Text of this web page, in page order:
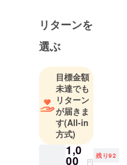
目標として
TEDxOgikub
ベント、
2022年には
杉並グロー
バルキッズ
スピーチコ
ンテストを
開催しまし
リターンを
選ぶ
目標金額
未達でも
リターン
が届きま
す(All-in
方式)
1,0
00 円
残り92